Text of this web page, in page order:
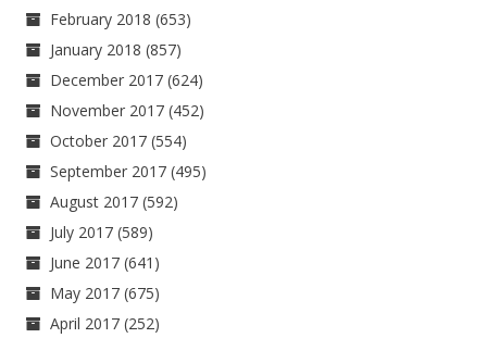
February 2018 (653)
January 2018 (857)
December 2017 (624)
November 2017 (452)
October 2017 (554)
September 2017 (495)
August 2017 (592)
July 2017 (589)
June 2017 (641)
May 2017 (675)
April 2017 (252)